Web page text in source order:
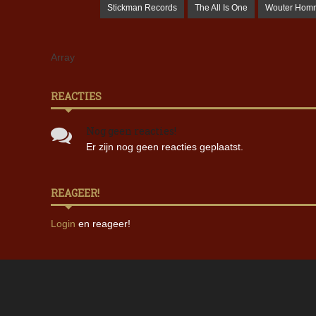
Stickman Records The All Is One Wouter
Array
REACTIES
Nog geen reacties!
Er zijn nog geen reacties geplaatst.
REAGEER!
Login en reageer!